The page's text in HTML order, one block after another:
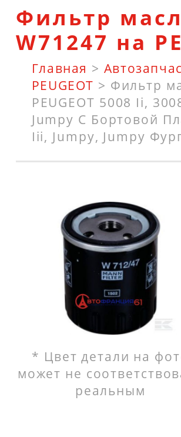
Фильтр
W71247 на
Главная >
PEUGEOT > Фильтр
PEUGEOT 5008 Ii,
Jumpy C Бортовой
Iii, Jumpy, Jumpy
* Цвет детали на
может не
реальным